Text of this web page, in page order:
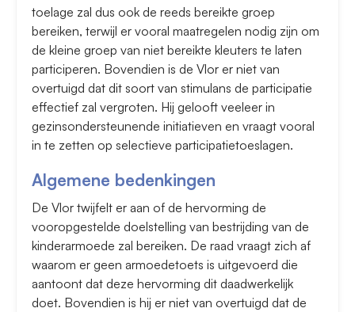
toelage zal dus ook de reeds bereikte groep
bereiken, terwijl er vooral maatregelen nodig zijn om
de kleine groep van niet bereikte kleuters te laten
participeren. Bovendien is de Vlor er niet van
overtuigd dat dit soort van stimulans de participatie
effectief zal vergroten. Hij gelooft veeleer in
gezinsondersteunende initiatieven en vraagt vooral
in te zetten op selectieve participatietoeslagen.
Algemene bedenkingen
De Vlor twijfelt er aan of de hervorming de
vooropgestelde doelstelling van bestrijding van de
kinderarmoede zal bereiken. De raad vraagt zich af
waarom er geen armoedetoets is uitgevoerd die
aantoont dat deze hervorming dit daadwerkelijk
doet. Bovendien is hij er niet van overtuigd dat de